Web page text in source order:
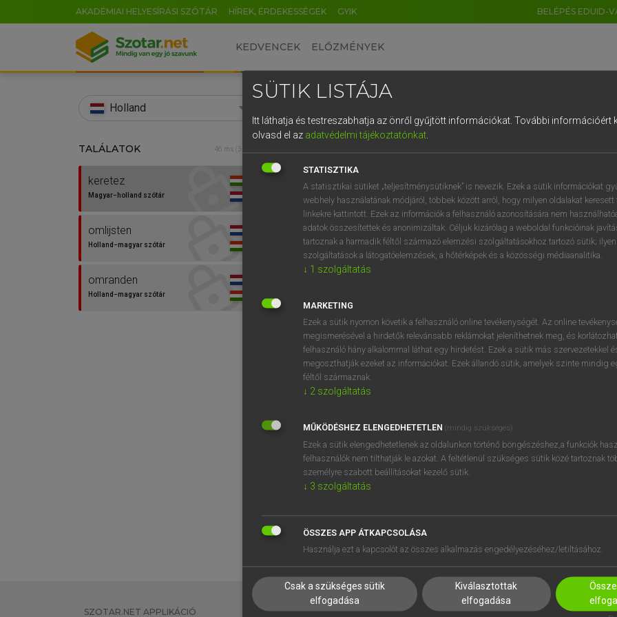
AKADÉMIAI HELYESÍRÁSI SZÓTÁR HÍREK, ÉRDEKESSÉGEK GYIK BELÉPÉS EDUID-
KEDVENCEK ELŐZMÉNYEK
Holland
TALÁLATOK 46 ms (3 db)
keretez
Magyar−holland szótár
omlijsten
Holland−magyar szótár
omranden
Holland−magyar szótár
Magyar−holland szótár
VAN ELŐFIZETÉSED?
megtekintéséhez.
BELÉPÉS
próbaverziójának
regisztrálok ésbelépek.
REGISZTRÁCIÓ
SZOTAR.NET APPLIKÁCIÓ EGYÉNI FELHASZNÁLÓKNAK SÚGÓ
SÜTIK LISTÁJA
Itt láthatja és testreszabhatja az önről gyűjtött információkat. További információért
olvasd el az adatvédelmi tájékoztatónkat.
STATISZTIKA
A statisztikai sütiket „teljesítménysütiknek” is nevezik. Ezek a sütik információkat
webhely használatának módjáról, többek között arról, hogy milyen oldalakat keresett
linkekre kattintott. Ezek az információk a felhasználó azonosítására nem
adatok összesítettek és anonimizáltak. Céljuk kizárólag a weboldal funkcióinak
tartoznak a harmadik féltől származó elemzési szolgáltatásokhoz tartozó sütik;
szolgáltatások a látogatóelemzések, a hőtérképek és a közösségi médiaanalitika.
↓ 1 szolgáltatás
MARKETING
Ezek a sütik nyomon követik a felhasználó online tevékenységét. Az online
megismerésével a hirdetők relevánsabb reklámokat jeleníthetnek meg, és
felhasználó hány alkalommal láthat egy hirdetést. Ezek a sütik más szervezetekkel
megoszthatják ezeket az információkat. Ezek állandó sütik, amelyek szinte mindig
féltől származnak.
↓ 2 szolgáltatás
MŰKÖDÉSHEZ ELENGEDHETETLEN (mindig szükséges)
Ezek a sütik elengedhetetlenek az oldalunkon történő böngészéshez,a funkciók
felhasználók nem tilthatják le azokat. A feltétlenül szükséges sütik közé tartoznak
személyre szabott beállításokat kezelő sütik.
↓ 3 szolgáltatás
ÖSSZES APP ÁTKAPCSOLÁSA
Használja ezt a kapcsolót az összes alkalmazás engedélyezéséhez/letiltásához.
Csak a szükséges sütik
elfogadása
Kiválasztottak
elfogadása
EN HU DE CN FR ES IT NL
0 1 2 3 4 5 6 7 8 9
q w e r t z u i
a s d f g h j k l é
í y x c v b n m , .